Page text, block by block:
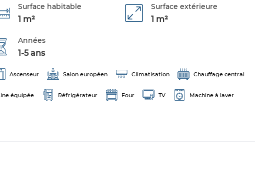
Surface habitable
1 m²
Surface extérieure
1 m²
Années
1-5 ans
Ascenseur Salon européen Climatisation Chauffage central
équipée Réfrigérateur Four TV Machine à laver